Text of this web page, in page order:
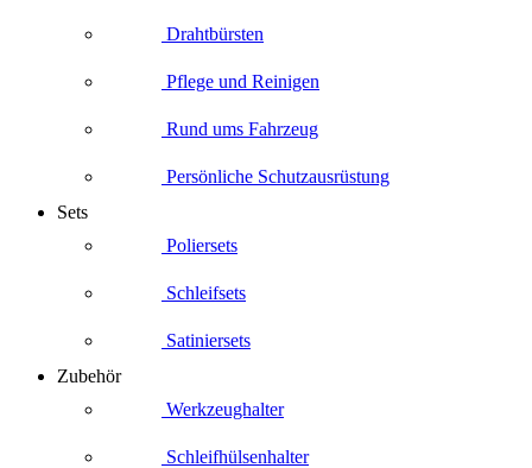
Drahtbürsten
Pflege und Reinigen
Rund ums Fahrzeug
Persönliche Schutzausrüstung
Sets
Poliersets
Schleifsets
Satiniersets
Zubehör
Werkzeughalter
Schleifhülsenhalter